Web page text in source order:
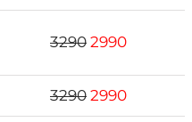
3290 2990
3290 2990